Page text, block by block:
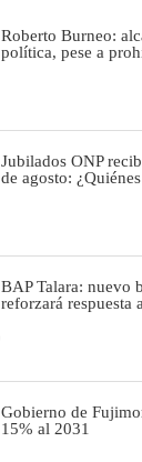
Roberto Burneo:
política, pese a
Jubilados ONP
de agosto:
BAP Talara: nuevo
reforzará respuesta
Gobierno de
15% al 2031